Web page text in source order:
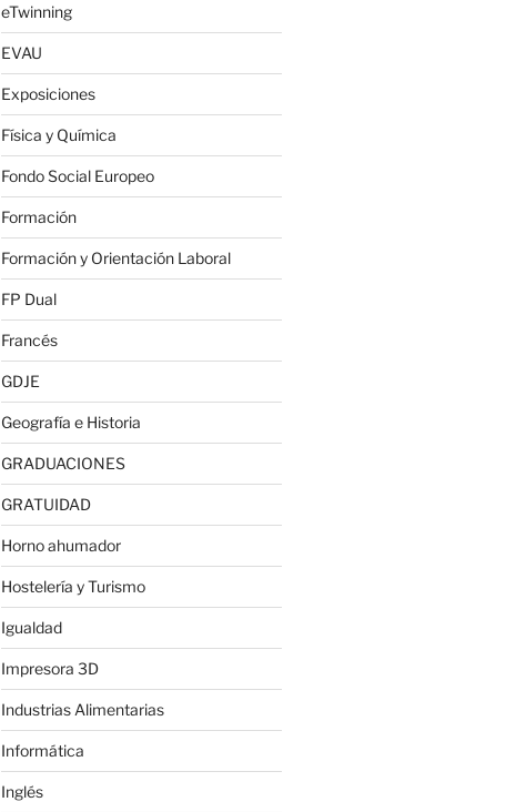
eTwinning
EVAU
Exposiciones
Física y Química
Fondo Social Europeo
Formación
Formación y Orientación Laboral
FP Dual
Francés
GDJE
Geografía e Historia
GRADUACIONES
GRATUIDAD
Horno ahumador
Hostelería y Turismo
Igualdad
Impresora 3D
Industrias Alimentarias
Informática
Inglés